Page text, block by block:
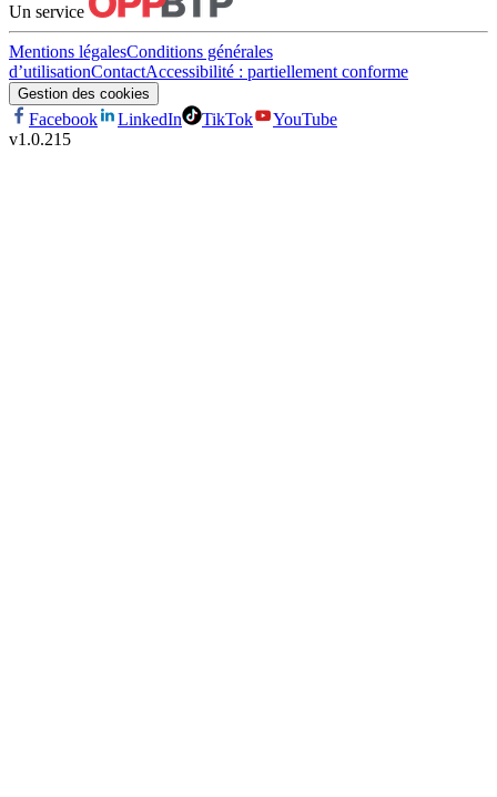
Un service
Mentions légalesConditions générales
d’utilisationContactAccessibilité : partiellement conforme
Gestion des cookies
Facebook LinkedIn TikTok
YouTube
v1.0.215